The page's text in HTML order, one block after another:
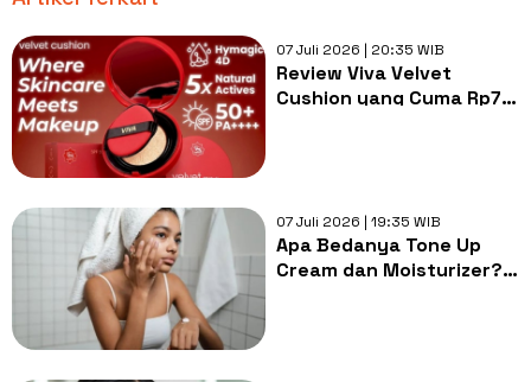
07 Juli 2026 | 20:35 WIB
Review Viva Velvet
Cushion yang Cuma Rp70
07 Juli 2026 | 19:35 WIB
Apa Bedanya Tone Up
Cream dan Moisturizer?